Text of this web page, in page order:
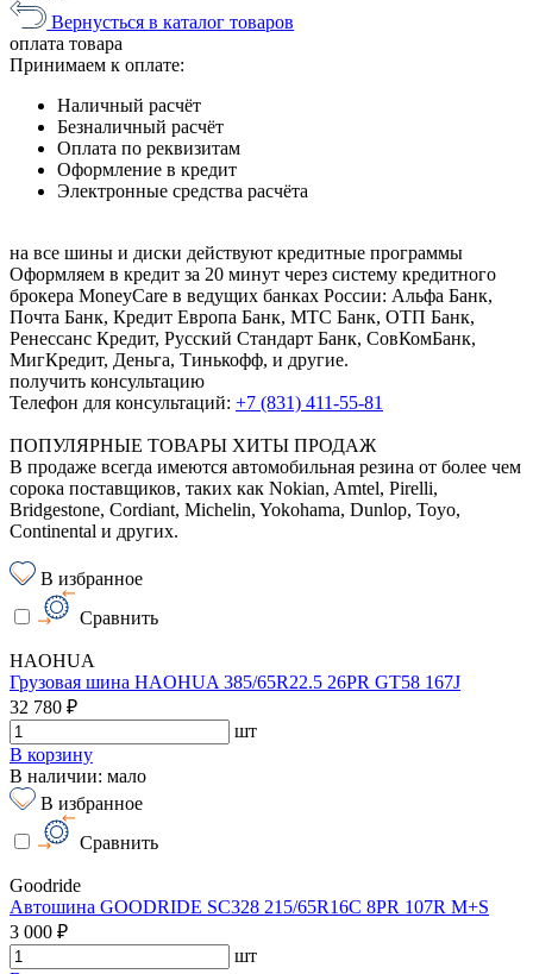
Вернусться в каталог товаров
оплата товара
Принимаем к оплате:
Наличный расчёт
Безналичный расчёт
Оплата по реквизитам
Оформление в кредит
Электронные средства расчёта
на все шины и диски действуют кредитные программы
Оформляем в кредит за 20 минут через систему кредитного
брокера MoneyCare в ведущих банках России: Альфа Банк,
Почта Банк, Кредит Европа Банк, МТС Банк, ОТП Банк,
Ренессанс Кредит, Русский Стандарт Банк, СовКомБанк,
МигКредит, Деньга, Тинькофф, и другие.
получить консультацию
Телефон для консультаций: +7 (831) 411-55-81
ПОПУЛЯРНЫЕ ТОВАРЫ ХИТЫ ПРОДАЖ
В продаже всегда имеются автомобильная резина от более чем
сорока поставщиков, таких как Nokian, Amtel, Pirelli,
Bridgestone, Cordiant, Michelin, Yokohama, Dunlop, Toyo,
Continental и других.
В избранное
Сравнить
HAOHUA
Грузовая шина HAOHUA 385/65R22.5 26PR GT58 167J
32 780 ₽
шт
В корзину
В наличии: мало
В избранное
Сравнить
Goodride
Автошина GOODRIDE SC328 215/65R16C 8PR 107R M+S
3 000 ₽
шт